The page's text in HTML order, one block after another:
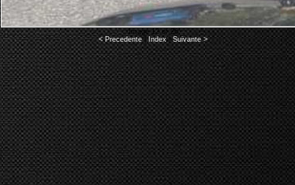
Image 12 of 26
< Precedente| Index| Suivante >